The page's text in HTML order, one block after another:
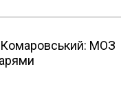
МОЗ